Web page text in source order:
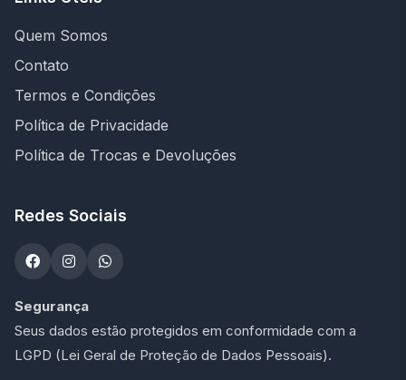
Quem Somos
Contato
Termos e Condições
Política de Privacidade
Política de Trocas e Devoluções
Redes Sociais
Segurança
Seus dados estão protegidos em conformidade com a
LGPD (Lei Geral de Proteção de Dados Pessoais).